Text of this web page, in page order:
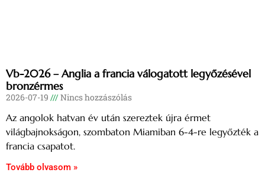
Vb-2026 – Anglia a francia válogatott legyőzésével
bronzérmes
2026-07-19 Nincs hozzászólás
Az angolok hatvan év után szereztek újra érmet
világbajnokságon, szombaton Miamiban 6-4-re legyőzték a
francia csapatot.
Tovább olvasom »